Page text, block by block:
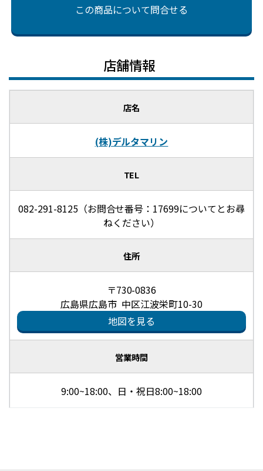
この商品について問合せる
店舗情報
店名
(株)デルタマリン
TEL
082-291-8125（お問合せ番号：17699についてとお尋
ねください）
住所
〒730-0836
広島県広島市 中区江波栄町10-30
地図を見る
営業時間
9:00~18:00、日・祝日8:00~18:00